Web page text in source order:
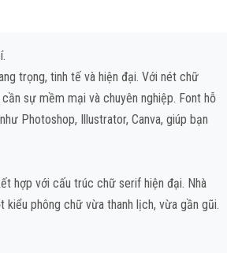
trọng, tinh tế và hiện đại. Với nét chữ
sự mềm mại và chuyên nghiệp. Font hỗ
Photoshop, Illustrator, Canva, giúp bạn
hợp với cấu trúc chữ serif hiện đại. Nhà
phông chữ vừa thanh lịch, vừa gần gũi.